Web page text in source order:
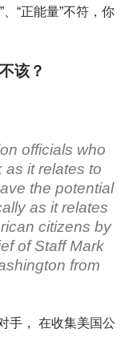
“正能量”不符，你
该？
officials who
as it relates to
the potential
as it relates
citizens by
of Staff Mark
from
手， 在收集美国公